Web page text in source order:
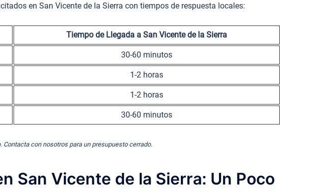
en San Vicente de la Sierra con tiempos de respuesta locales:
Tiempo de Llegada a San Vicente de la Sierra
30-60 minutos
1-2 horas
1-2 horas
30-60 minutos
con nosotros para un presupuesto cerrado.
San Vicente de la Sierra: Un Poco